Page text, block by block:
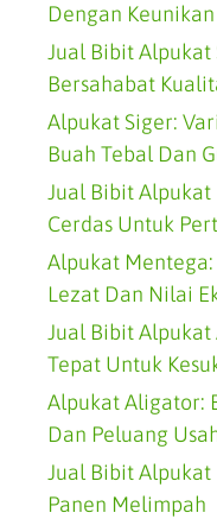
Dengan
Jual Bibit Alpukat
Bersahabat
Alpukat Siger:
Buah Tebal Dan
Jual Bibit Alpukat
Cerdas Untuk
Alpukat
Lezat Dan Nilai
Jual Bibit Alpukat
Tepat Untuk
Alpukat Aligator:
Dan Peluang
Jual Bibit
Panen Melimpah